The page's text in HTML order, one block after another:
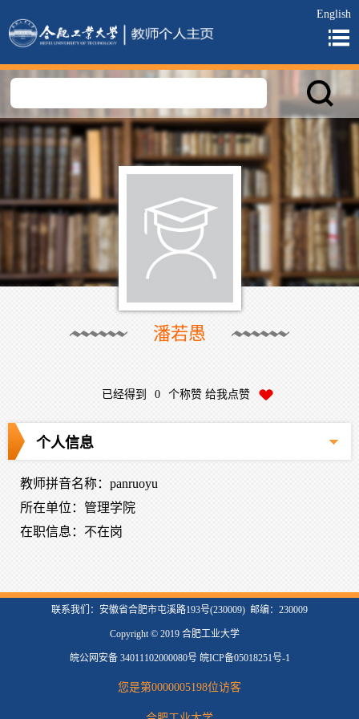
English
潘若愚
已经得到 0 个称赞 给我点赞
个人信息
教师拼音名称：panruoyu
所在单位：管理学院
在职信息：不在岗
联系我们：安徽省合肥市屯溪路193号(230009) 邮编：230009
Copyright © 2019 合肥工业大学
皖公网安备 34011102000080号 皖ICP备05018251号-1
您是第0000005198位访客